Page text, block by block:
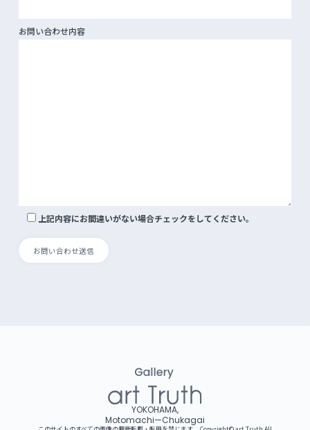
お問い合わせ内容
上記内容にお間違いがない場合チェックをしてください。
YOKOHAMA,
Motomachi—Chukagai